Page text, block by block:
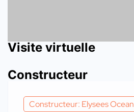
Visite virtuelle
Constructeur
Constructeur: Elysees Ocean